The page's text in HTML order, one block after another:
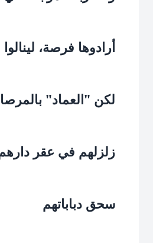
أرادوها فرصة،
لكن "العماد"
زلزلهم في عقر
سحق دباباتهم‏